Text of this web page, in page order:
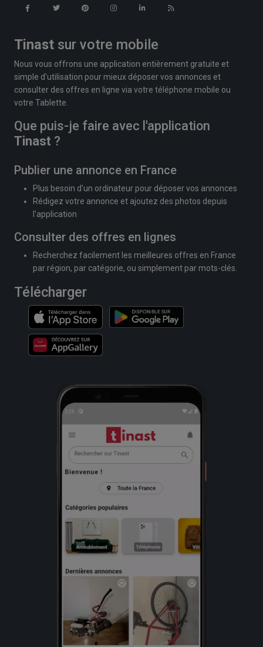
Tinast sur votre mobile
Nous vous offrons une application entièrement gratuite et
simple d'utilisation pour mieux déposer vos annonces et
consulter des offres en ligne via votre téléphone mobile ou
votre Tablette.
Que puis-je faire avec l'application
Tinast ?
Publier une annonce en France
Plus besoin d'un ordinateur pour déposer vos annonces
Rédigez votre annonce et ajoutez des photos depuis
l'application
Consulter des offres en lignes
Recherchez facilement les meilleures offres en France
par région, par catégorie, ou simplement par mots-clés.
Télécharger